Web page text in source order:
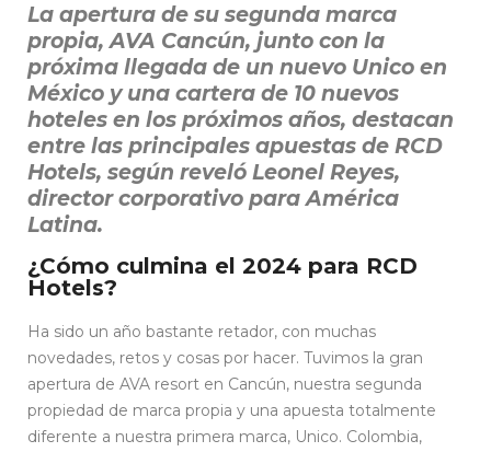
La apertura de su segunda marca
propia, AVA Cancún, junto con la
próxima llegada de un nuevo Unico en
México y una cartera de 10 nuevos
hoteles en los próximos años, destacan
entre las principales apuestas de RCD
Hotels, según reveló Leonel Reyes,
director corporativo para América
Latina.
¿Cómo culmina el 2024 para RCD
Hotels?
Ha sido un año bastante retador, con muchas
novedades, retos y cosas por hacer. Tuvimos la gran
apertura de AVA resort en Cancún, nuestra segunda
propiedad de marca propia y una apuesta totalmente
diferente a nuestra primera marca, Unico. Colombia,